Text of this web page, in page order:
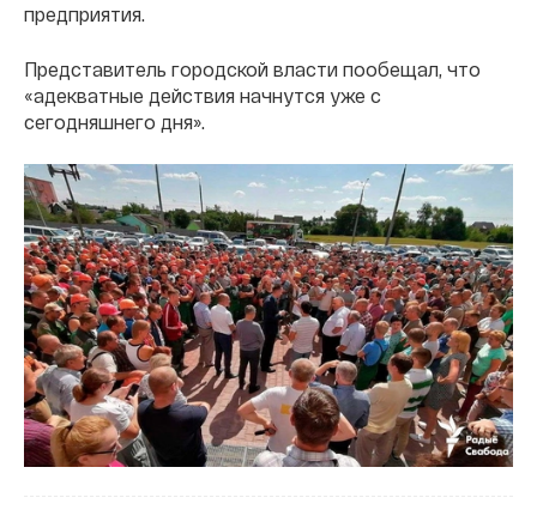
предприятия.
Представитель городской власти пообещал, что
«адекватные действия начнутся уже с
сегодняшнего дня».